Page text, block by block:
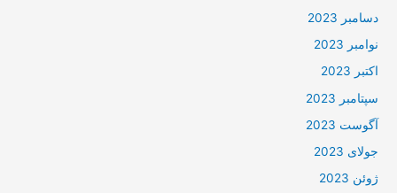
دسامبر 2023
نوامبر 2023
اکتبر 2023
سپتامبر 2023
آگوست 2023
جولای 2023
ژوئن 2023